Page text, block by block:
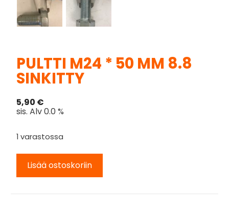
PULTTI M24 * 50 MM 8.8
SINKITTY
5,90 €
sis. Alv 0.0 %
1 varastossa
Lisää ostoskoriin